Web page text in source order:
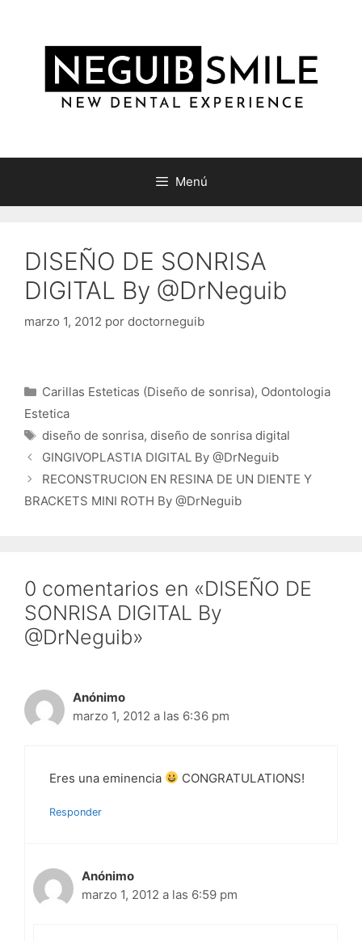
Menú
DISEÑO DE SONRISA
DIGITAL By @DrNeguib
marzo 1, 2012 por doctorneguib
Categorías
Carillas Esteticas (Diseño de sonrisa), Odontologia
Estetica
Etiquetas
diseño de sonrisa, diseño de sonrisa digital
GINGIVOPLASTIA DIGITAL By @DrNeguib
RECONSTRUCION EN RESINA DE UN DIENTE Y
BRACKETS MINI ROTH By @DrNeguib
0 comentarios en «DISEÑO DE
SONRISA DIGITAL By
@DrNeguib»
Anónimo
marzo 1, 2012 a las 6:36 pm
Eres una eminencia CONGRATULATIONS!
Responder
Anónimo
marzo 1, 2012 a las 6:59 pm